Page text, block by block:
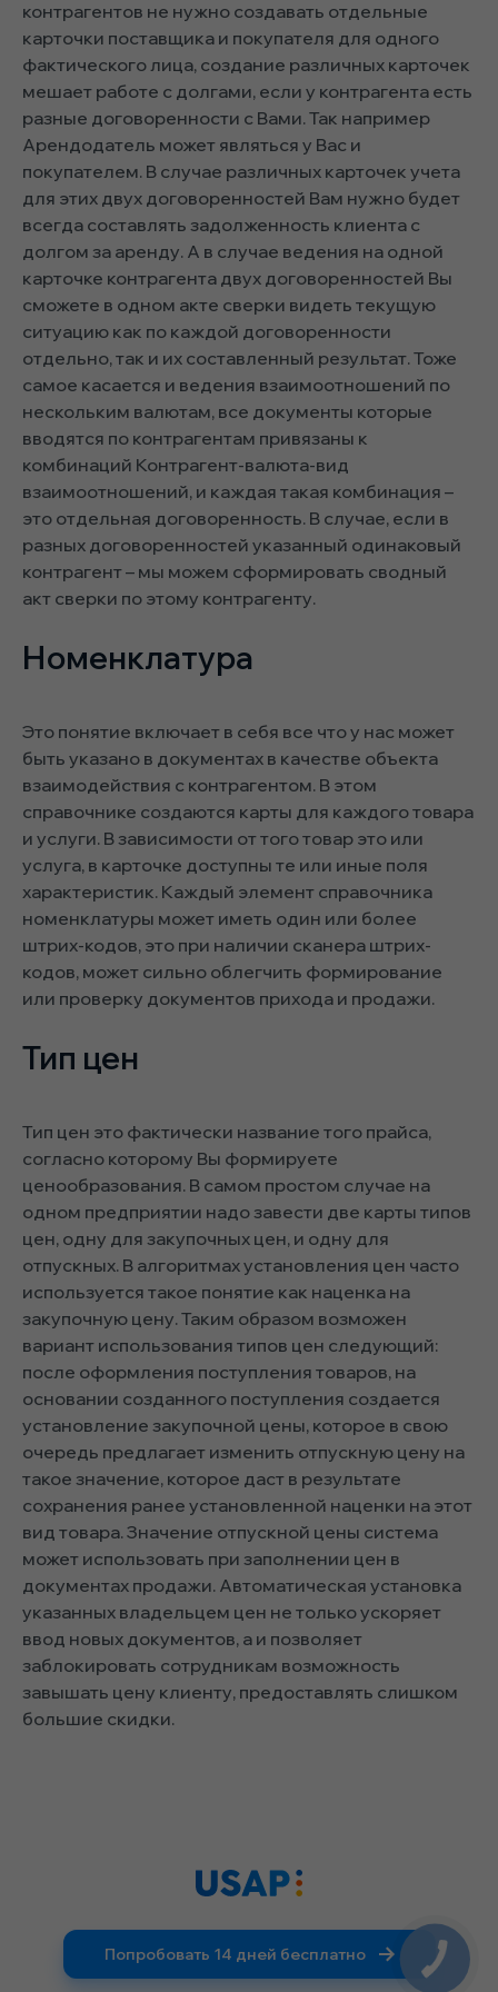
контрагентов не нужно создавать отдельные
карточки поставщика и покупателя для одного
фактического лица, создание различных карточек
мешает работе с долгами, если у контрагента есть
разные договоренности с Вами. Так например
Арендодатель может являться у Вас и
покупателем. В случае различных карточек учета
для этих двух договоренностей Вам нужно будет
всегда составлять задолженность клиента с
долгом за аренду. А в случае ведения на одной
карточке контрагента двух договоренностей Вы
сможете в одном акте сверки видеть текущую
ситуацию как по каждой договоренности
отдельно, так и их составленный результат. Тоже
самое касается и ведения взаимоотношений по
нескольким валютам, все документы которые
вводятся по контрагентам привязаны к
комбинаций Контрагент-валюта-вид
взаимоотношений, и каждая такая комбинация –
это отдельная договоренность. В случае, если в
разных договоренностей указанный одинаковый
контрагент – мы можем сформировать сводный
акт сверки по этому контрагенту.
Номенклатура
Это понятие включает в себя все что у нас может
быть указано в документах в качестве объекта
взаимодействия с контрагентом. В этом
справочнике создаются карты для каждого товара
и услуги. В зависимости от того товар это или
услуга, в карточке доступны те или иные поля
характеристик. Каждый элемент справочника
номенклатуры может иметь один или более
штрих-кодов, это при наличии сканера штрих-
кодов, может сильно облегчить формирование
или проверку документов прихода и продажи.
Тип цен
Тип цен это фактически название того прайса,
согласно которому Вы формируете
ценообразования. В самом простом случае на
одном предприятии надо завести две карты типов
цен, одну для закупочных цен, и одну для
отпускных. В алгоритмах установления цен часто
используется такое понятие как наценка на
закупочную цену. Таким образом возможен
вариант использования типов цен следующий:
после оформления поступления товаров, на
основании созданного поступления создается
установление закупочной цены, которое в свою
очередь предлагает изменить отпускную цену на
такое значение, которое даст в результате
сохранения ранее установленной наценки на этот
вид товара. Значение отпускной цены система
может использовать при заполнении цен в
документах продажи. Автоматическая установка
указанных владельцем цен не только ускоряет
ввод новых документов, а и позволяет
заблокировать сотрудникам возможность
завышать цену клиенту, предоставлять слишком
большие скидки.
Попробовать 14 дней бесплатно